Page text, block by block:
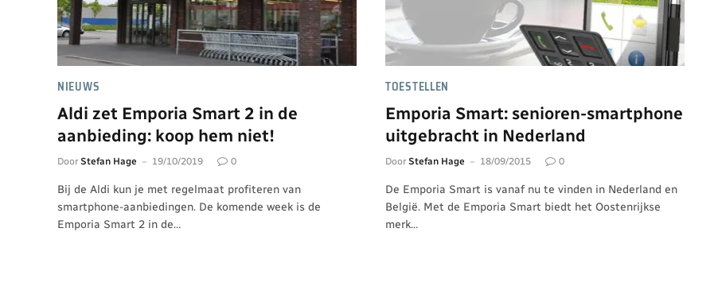
NIEUWS
Aldi zet Emporia Smart 2 in de
aanbieding: koop hem niet!
Door Stefan Hage 19/10/2019 0
Bij de Aldi kun je met regelmaat profiteren van
smartphone-aanbiedingen. De komende week is de
Emporia Smart 2 in de…
TOESTELLEN
Emporia Smart: senioren-smartphone
uitgebracht in Nederland
Door Stefan Hage 18/09/2015 0
De Emporia Smart is vanaf nu te vinden in Nederland en
België. Met de Emporia Smart biedt het Oostenrijkse
merk…